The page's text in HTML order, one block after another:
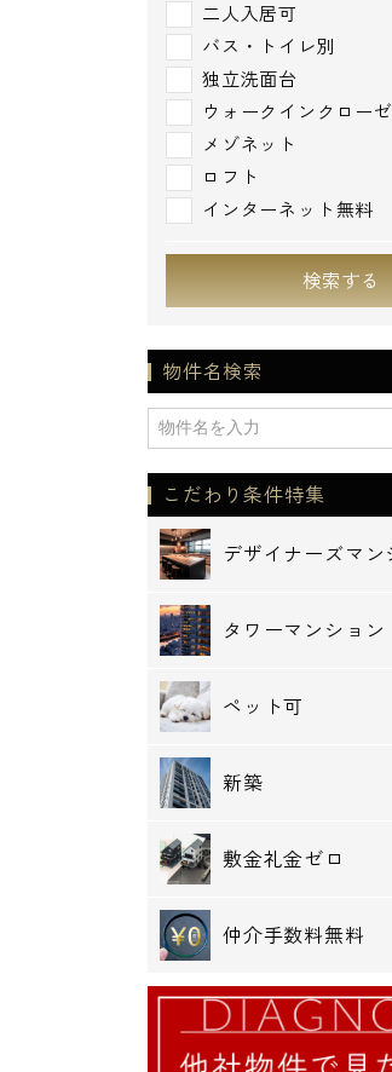
二人入居可
バス・トイレ別
独立洗面台
ウォークインクロー
メゾネット
ロフト
インターネット無料
検索する
物件名検索
こだわり条件特集
デザイナーズマン
タワーマンション
ペット可
新築
敷金礼金ゼロ
仲介手数料無料